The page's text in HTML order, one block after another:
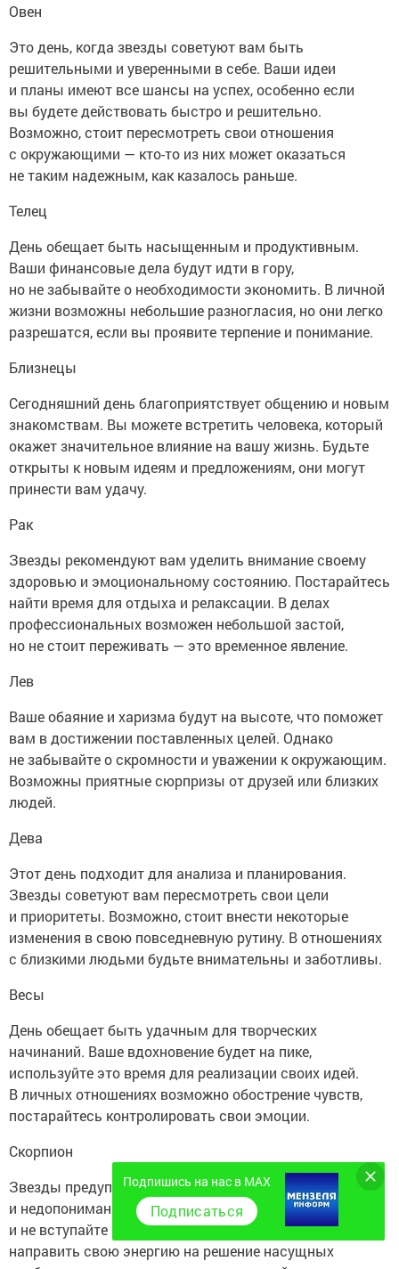
Овен
Это день, когда звезды советуют вам быть
решительными и уверенными в себе. Ваши идеи
и планы имеют все шансы на успех, особенно если
вы будете действовать быстро и решительно.
Возможно, стоит пересмотреть свои отношения
с окружающими — кто-то из них может оказаться
не таким надежным, как казалось раньше.
Телец
День обещает быть насыщенным и продуктивным.
Ваши финансовые дела будут идти в гору,
но не забывайте о необходимости экономить. В личной
жизни возможны небольшие разногласия, но они легко
разрешатся, если вы проявите терпение и понимание.
Близнецы
Сегодняшний день благоприятствует общению и новым
знакомствам. Вы можете встретить человека, который
окажет значительное влияние на вашу жизнь. Будьте
открыты к новым идеям и предложениям, они могут
принести вам удачу.
Рак
Звезды рекомендуют вам уделить внимание своему
здоровью и эмоциональному состоянию. Постарайтесь
найти время для отдыха и релаксации. В делах
профессиональных возможен небольшой застой,
но не стоит переживать — это временное явление.
Лев
Ваше обаяние и харизма будут на высоте, что поможет
вам в достижении поставленных целей. Однако
не забывайте о скромности и уважении к окружающим.
Возможны приятные сюрпризы от друзей или близких
людей.
Дева
Этот день подходит для анализа и планирования.
Звезды советуют вам пересмотреть свои цели
и приоритеты. Возможно, стоит внести некоторые
изменения в свою повседневную рутину. В отношениях
с близкими людьми будьте внимательны и заботливы.
Весы
День обещает быть удачным для творческих
начинаний. Ваше вдохновение будет на пике,
используйте это время для реализации своих идей.
В личных отношениях возможно обострение чувств,
постарайтесь контролировать свои эмоции.
Скорпион
Звезды предупреждают вас о возможных конфликтах
и недопониманиях. Старайтесь избегать споров
и не вступайте в ненужные дискуссии. Лучше
направить свою энергию на решение насущных
Подпишись на нас в MAX
Подписаться